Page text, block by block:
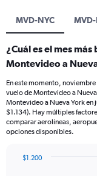
MVD-NYC MVD-
¿Cuál es el mes
Montevideo a
En este momento, noviembre
vuelo de Montevideo a
Montevideo a Nueva York en
$1.134). Hay múltiples
comparar aerolíneas,
opciones disponibles.
$1.200